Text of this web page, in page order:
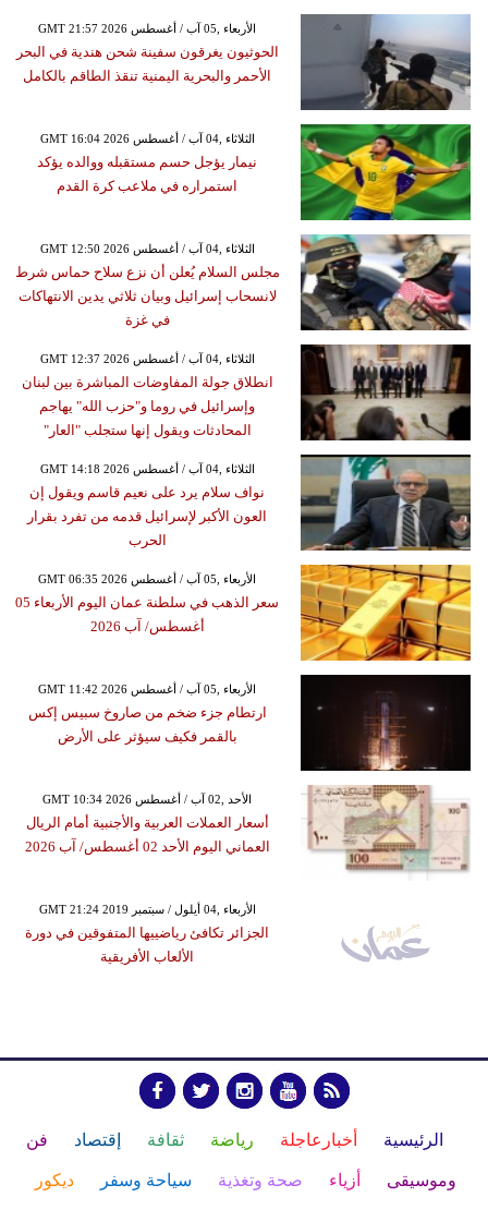
GMT 21:57 2026 الأربعاء ,05 آب / أغسطس
الحوثيون يغرقون سفينة شحن هندية في البحر
الأحمر والبحرية اليمنية تنقذ الطاقم بالكامل
GMT 16:04 2026 الثلاثاء ,04 آب / أغسطس
نيمار يؤجل حسم مستقبله ووالده يؤكد
استمراره في ملاعب كرة القدم
GMT 12:50 2026 الثلاثاء ,04 آب / أغسطس
مجلس السلام يُعلن أن نزع سلاح حماس شرط
لانسحاب إسرائيل وبيان ثلاثي يدين الانتهاكات
في غزة
GMT 12:37 2026 الثلاثاء ,04 آب / أغسطس
انطلاق جولة المفاوضات المباشرة بين لبنان
وإسرائيل في روما و"حزب الله" يهاجم
المحادثات ويقول إنها ستجلب "العار"
GMT 14:18 2026 الثلاثاء ,04 آب / أغسطس
نواف سلام يرد على نعيم قاسم ويقول إن
العون الأكبر لإسرائيل قدمه من تفرد بقرار
الحرب
GMT 06:35 2026 الأربعاء ,05 آب / أغسطس
سعر الذهب في سلطنة عمان اليوم الأربعاء 05
أغسطس/ آب 2026
GMT 11:42 2026 الأربعاء ,05 آب / أغسطس
ارتطام جزء ضخم من صاروخ سبيس إكس
بالقمر فكيف سيؤثر على الأرض
GMT 10:34 2026 الأحد ,02 آب / أغسطس
أسعار العملات العربية والأجنبية أمام الريال
العماني اليوم الأحد 02 أغسطس/ آب 2026
GMT 21:24 2019 الأربعاء ,04 أيلول / سبتمبر
الجزائر تكافئ رياضييها المتفوقين في دورة
الألعاب الأفريقية
الرئيسية أخبارعاجلة رياضة ثقافة إقتصاد فن
وموسيقى أزياء صحة وتغذية سياحة وسفر ديكور